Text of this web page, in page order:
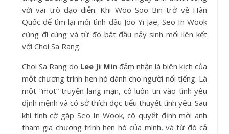
với vai trò đạo diễn. Khi Woo Soo Bin trở về Hàn
Quốc để tìm lại mối tình đầu Joo Yi Jae, Seo In Wook
cũng đi cùng và từ đó bắt đầu nảy sinh mối liên kết
với Choi Sa Rang.
Choi Sa Rang do Lee Ji Minđảm nhận là biên kịch của
một chương trình hẹn hò dành cho người nổi tiếng. Là
một “mọt” truyện lãng mạn, cô luôn tin vào tình yêu
định mệnh và có sở thích đọc tiểu thuyết tình yêu. Sau
khi tình cờ gặp Seo In Wook, cô quyết định mời anh
tham gia chương trình hẹn hò của mình, và từ đó cả